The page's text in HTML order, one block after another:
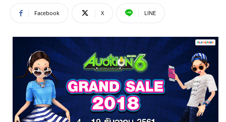
Facebook X LINE